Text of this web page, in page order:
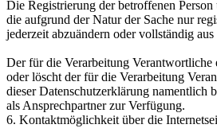
Die Registrierung der betroffenen
die aufgrund der Natur der Sache nur
jederzeit abzuändern oder vollständig
Der für die Verarbeitung Verantwortliche
oder löscht der für die Verarbeitung
dieser Datenschutzerklärung namentlich
als Ansprechpartner zur Verfügung.
6. Kontaktmöglichkeit über die